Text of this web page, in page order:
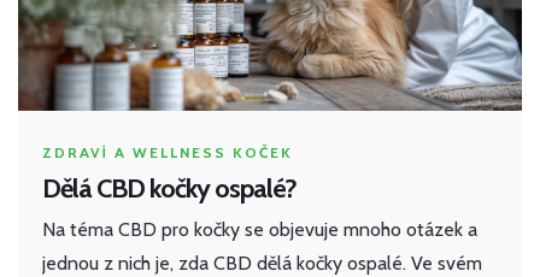
ZDRAVÍ A WELLNESS KOČEK
Dělá CBD kočky ospalé?
Na téma CBD pro kočky se objevuje mnoho otázek a
jednou z nich je, zda CBD dělá kočky ospalé. Ve svém